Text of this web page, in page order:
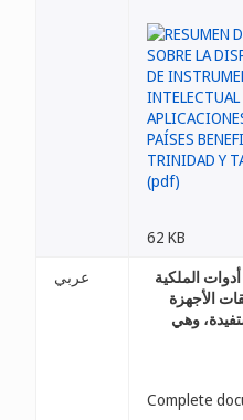
62 KB
عربي
الملكية
الأجهزة
وهي
Complete